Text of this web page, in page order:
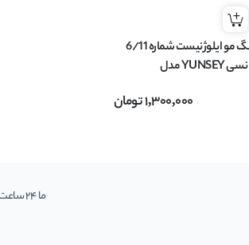
رنگ مو ایلوژنیست شماره 6/11
یانسی YUNSEY مدل
1,300,000تومان
ما 24 ساعت شبانه‌روز در کنار شما هستیم